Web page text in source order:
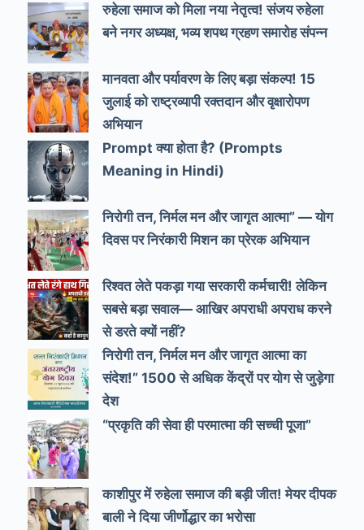
रुहेला समाज को मिला नया नेतृत्व! संजय रुहेला
बने नगर अध्यक्ष, भव्य शपथ ग्रहण समारोह संपन्न
मानवता और पर्यावरण के लिए बड़ा संकल्प! 15
जुलाई को राष्ट्रव्यापी रक्तदान और वृक्षारोपण
अभियान
Prompt क्या होता है? (Prompts
Meaning in Hindi)
निरोगी तन, निर्मल मन और जागृत आत्मा” — योग
दिवस पर निरंकारी मिशन का प्रेरक अभियान
रिश्वत लेते पकड़ा गया सरकारी कर्मचारी! लेकिन
सबसे बड़ा सवाल— आखिर अपराधी अपराध करने
से डरते क्यों नहीं?
निरोगी तन, निर्मल मन और जागृत आत्मा का
संदेश!” 1500 से अधिक केंद्रों पर योग से जुड़ेगा
देश
“प्रकृति की सेवा ही परमात्मा की सच्ची पूजा”
काशीपुर में रुहेला समाज की बड़ी जीत! मेयर दीपक
बाली ने दिया जीर्णोद्धार का भरोसा